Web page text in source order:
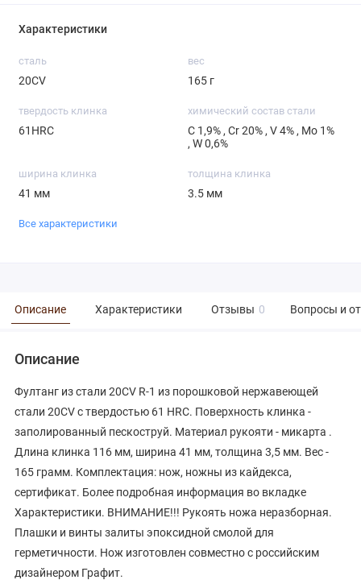
Характеристики
сталь
20CV
вес
165 г
твердость клинка
61HRC
химический состав стали
С 1,9% , Cr 20% , V 4% , Mo 1%
, W 0,6%
ширина клинка
41 мм
толщина клинка
3.5 мм
Все характеристики
Описание Характеристики Отзывы 0 Вопросы и
Описание
Фултанг из стали 20CV R-1 из порошковой нержавеющей
стали 20CV с твердостью 61 HRC. Поверхность клинка -
заполированный пескоструй. Материал рукояти - микарта .
Длина клинка 116 мм, ширина 41 мм, толщина 3,5 мм. Вес -
165 грамм. Комплектация: нож, ножны из кайдекса,
сертификат. Более подробная информация во вкладке
Характеристики. ВНИМАНИЕ!!! Рукоять ножа неразборная.
Плашки и винты залиты эпоксидной смолой для
герметичности. Нож изготовлен совместно с российским
дизайнером Графит.